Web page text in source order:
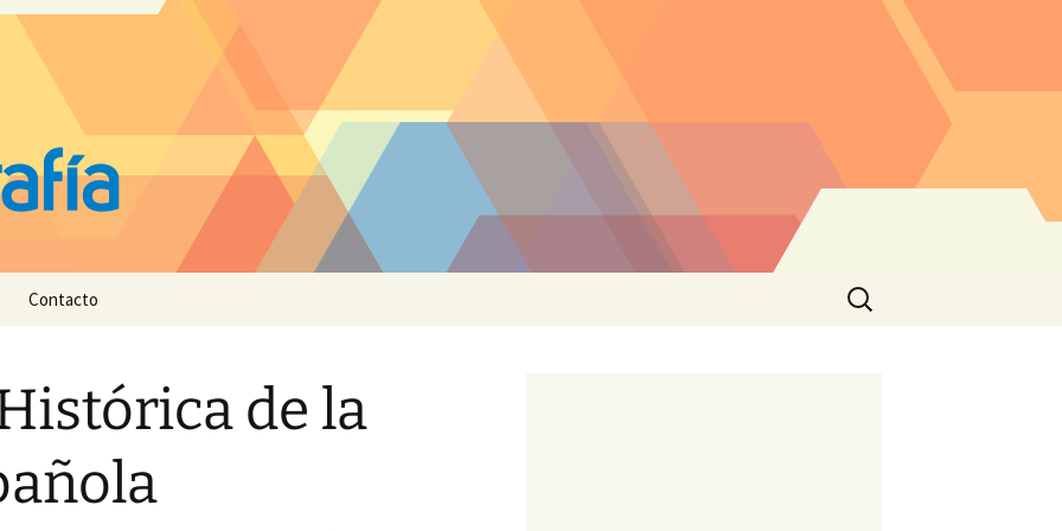
Contacto
Buscar:
de la